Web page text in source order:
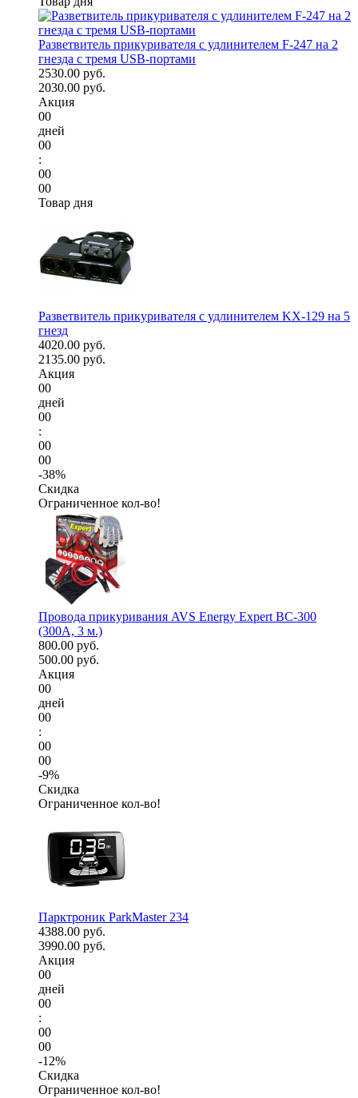
Разветвитель прикуривателя с удлинителем F-247 на 2
гнезда с тремя USB-портами
2530.00 руб.
2030.00 руб.
Акция
00
дней
00
:
00
00
Товар дня
Разветвитель прикуривателя с удлинителем KX-129 на 5
гнезд
4020.00 руб.
2135.00 руб.
Акция
00
дней
00
:
00
00
-38%
Скидка
Ограниченное кол-во!
Провода прикуривания AVS Energy Expert BC-300
(300А, 3 м.)
800.00 руб.
500.00 руб.
Акция
00
дней
00
:
00
00
-9%
Скидка
Ограниченное кол-во!
Парктроник ParkMaster 234
4388.00 руб.
3990.00 руб.
Акция
00
дней
00
:
00
00
-12%
Скидка
Ограниченное кол-во!